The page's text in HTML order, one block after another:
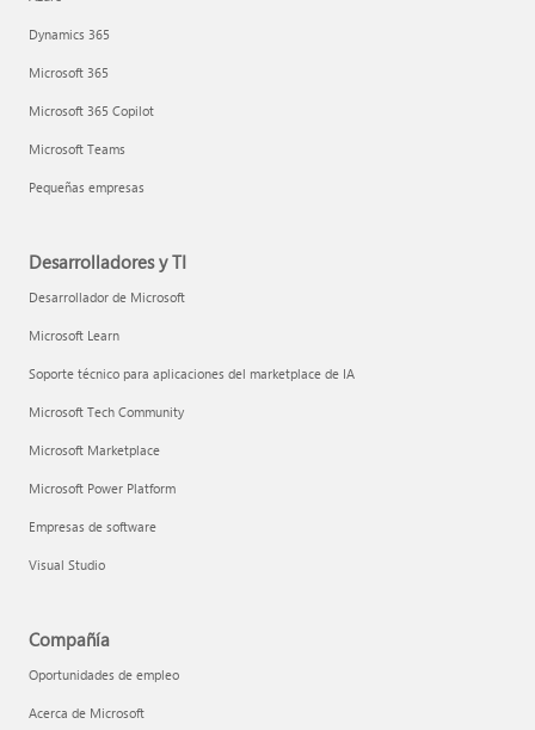
Dynamics 365
Microsoft 365
Microsoft 365 Copilot
Microsoft Teams
Pequeñas empresas
Desarrolladores y TI
Desarrollador de Microsoft
Microsoft Learn
Soporte técnico para aplicaciones del marketplace de IA
Microsoft Tech Community
Microsoft Marketplace
Microsoft Power Platform
Empresas de software
Visual Studio
Compañía
Oportunidades de empleo
Acerca de Microsoft